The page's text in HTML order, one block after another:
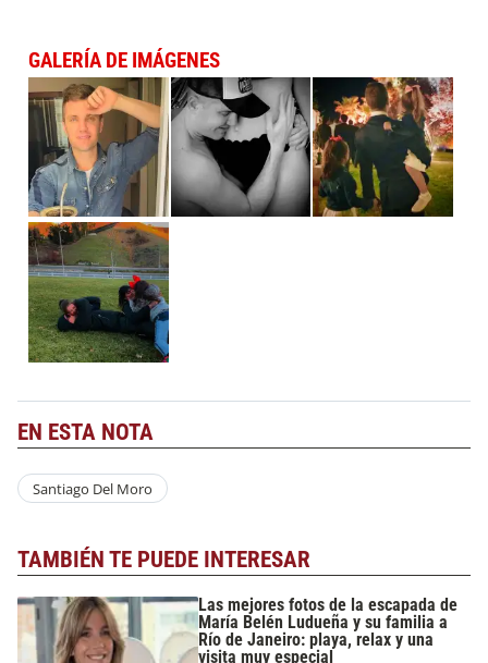
GALERÍA DE IMÁGENES
EN ESTA NOTA
Santiago Del Moro
TAMBIÉN TE PUEDE INTERESAR
Las mejores fotos de la escapada de
María Belén Ludueña y su familia a
Río de Janeiro: playa, relax y una
visita muy especial